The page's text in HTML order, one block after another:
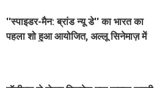
''स्पाइडर-मैन: ब्रांड न्यू डे'' का भारत का
पहला शो हुआ आयोजित, अल्लू सिनेमाज़ में